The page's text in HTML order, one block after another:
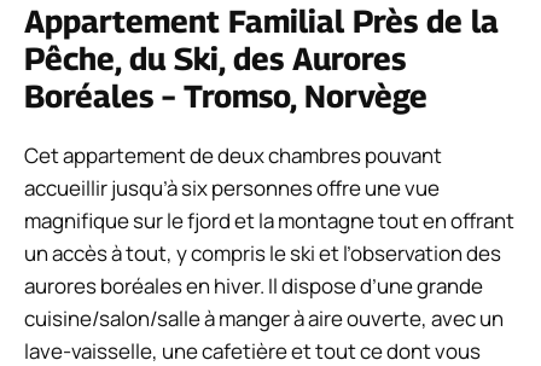
Appartement Familial Près de la
Pêche, du Ski, des Aurores
Boréales – Tromso, Norvège
Cet appartement de deux chambres pouvant
accueillir jusqu’à six personnes offre une vue
magnifique sur le fjord et la montagne tout en offrant
un accès à tout, y compris le ski et l’observation des
aurores boréales en hiver. Il dispose d’une grande
cuisine/salon/salle à manger à aire ouverte, avec un
lave-vaisselle, une cafetière et tout ce dont vous